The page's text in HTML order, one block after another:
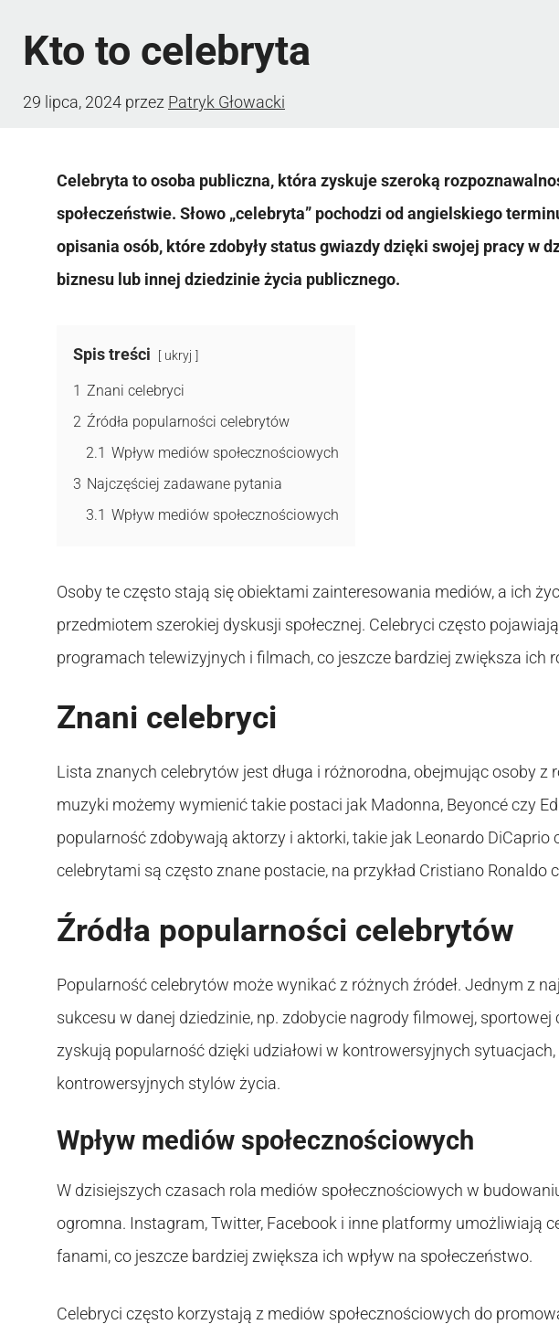
Kto to celebryta
29 lipca, 2024 przez Patryk Głowacki
Celebryta to osoba publiczna, która zyskuje szeroką
społeczeństwie. Słowo „celebryta” pochodzi od angielskiego
opisania osób, które zdobyły status gwiazdy dzięki swojej pracy w
biznesu lub innej dziedzinie życia publicznego.
Spis treści ukryj
1 Znani celebryci
2 Źródła popularności celebrytów
2.1 Wpływ mediów społecznościowych
3 Najczęściej zadawane pytania
3.1 Wpływ mediów społecznościowych
Osoby te często stają się obiektami zainteresowania mediów, a ich
przedmiotem szerokiej dyskusji społecznej. Celebryci często
programach telewizyjnych i filmach, co jeszcze bardziej zwiększa ich
Znani celebryci
Lista znanych celebrytów jest długa i różnorodna, obejmując osoby z
muzyki możemy wymienić takie postaci jak Madonna, Beyoncé czy
popularność zdobywają aktorzy i aktorki, takie jak Leonardo DiCaprio
celebrytami są często znane postacie, na przykład Cristiano Ronaldo
Źródła popularności celebrytów
Popularność celebrytów może wynikać z różnych źródeł. Jednym z
sukcesu w danej dziedzinie, np. zdobycie nagrody filmowej, sportowej
zyskują popularność dzięki udziałowi w kontrowersyjnych
kontrowersyjnych stylów życia.
Wpływ mediów społecznościowych
W dzisiejszych czasach rola mediów społecznościowych w
ogromna. Instagram, Twitter, Facebook i inne platformy umożliwiają
fanami, co jeszcze bardziej zwiększa ich wpływ na społeczeństwo.
Celebryci często korzystają z mediów społecznościowych do